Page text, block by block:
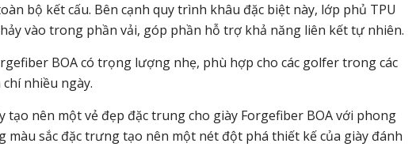
bộ kết cấu. Bên cạnh quy trình khâu đặc biệt này, lớp phủ TPU
vào trong phần vải, góp phần hỗ trợ khả năng liên kết tự nhiên.
BOA có trọng lượng nhẹ, phù hợp cho các golfer trong các
nhiều ngày.
tạo nên một vẻ đẹp đặc trung cho giày Forgefiber BOA với phong
màu sắc đặc trưng tạo nên một nét đột phá thiết kế của giày đánh